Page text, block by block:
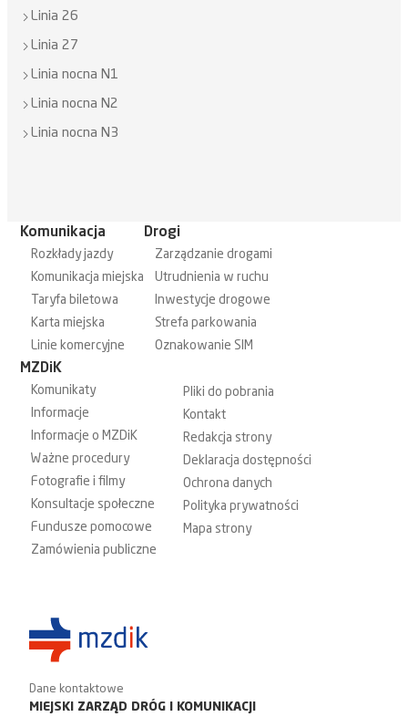
Linia 26
Linia 27
Linia nocna N1
Linia nocna N2
Linia nocna N3
Komunikacja
Rozkłady jazdy
Komunikacja miejska
Taryfa biletowa
Karta miejska
Linie komercyjne
Drogi
Zarządzanie drogami
Utrudnienia w ruchu
Inwestycje drogowe
Strefa parkowania
Oznakowanie SIM
MZDiK
Komunikaty
Informacje
Informacje o MZDiK
Ważne procedury
Fotografie i filmy
Konsultacje społeczne
Fundusze pomocowe
Zamówienia publiczne
Pliki do pobrania
Kontakt
Redakcja strony
Deklaracja dostępności
Ochrona danych
Polityka prywatności
Mapa strony
Dane kontaktowe
MIEJSKI ZARZĄD DRÓG I KOMUNIKACJI